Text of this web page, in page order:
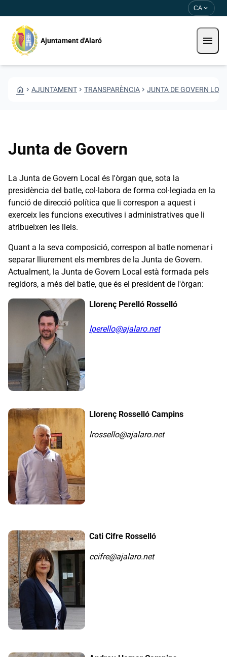
CA expand_more
Ajuntament d'Alaró menu
HOME CHEVRON_RIGHT AJUNTAMENT CHEVRON_RIGHT TRANSPARÈNCIA CHEVRON_RIGHT JUNTA DE GOVERN
Junta de Govern
La Junta de Govern Local és l'òrgan que, sota la
presidència del batle, col∙labora de forma col∙legiada en la
funció de direcció política que li correspon a aquest i
exerceix les funcions executives i administratives que li
atribueixen les lleis.
Quant a la seva composició, correspon al batle nomenar i
separar lliurement els membres de la Junta de Govern.
Actualment, la Junta de Govern Local està formada pels
regidors, a més del batle, que és el president de l'òrgan:
Llorenç Perelló Rosselló
lperello@ajalaro.net
Llorenç Rosselló Campins
lrossello@ajalaro.net
Cati Cifre Rosselló
ccifre@ajalaro.net